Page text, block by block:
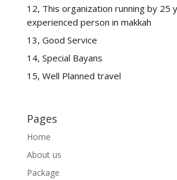
12, This organization running by 25
experienced person in makkah
13, Good Service
14, Special Bayans
15, Well Planned travel
Pages
Home
About us
Package